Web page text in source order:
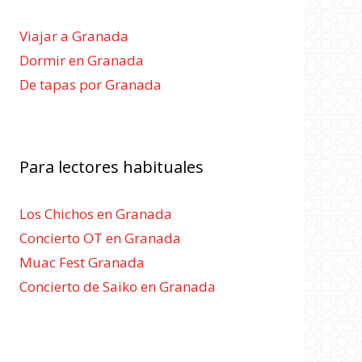
Viajar a Granada
Dormir en Granada
De tapas por Granada
Para lectores habituales
Los Chichos en Granada
Concierto OT en Granada
Muac Fest Granada
Concierto de Saiko en Granada